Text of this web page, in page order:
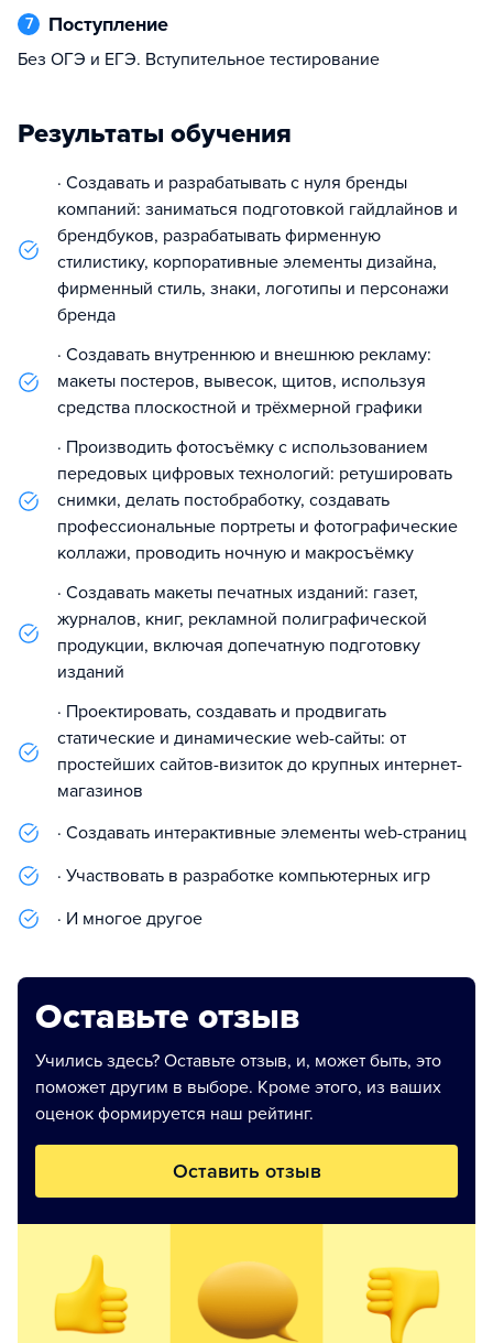
7 Поступление
Без ОГЭ и ЕГЭ. Вступительное тестирование
Результаты обучения
· Создавать и разрабатывать с нуля бренды
компаний: заниматься подготовкой гайдлайнов и
брендбуков, разрабатывать фирменную
стилистику, корпоративные элементы дизайна,
фирменный стиль, знаки, логотипы и персонажи
бренда
· Создавать внутреннюю и внешнюю рекламу:
макеты постеров, вывесок, щитов, используя
средства плоскостной и трёхмерной графики
· Производить фотосъёмку с использованием
передовых цифровых технологий: ретушировать
снимки, делать постобработку, создавать
профессиональные портреты и фотографические
коллажи, проводить ночную и макросъёмку
· Создавать макеты печатных изданий: газет,
журналов, книг, рекламной полиграфической
продукции, включая допечатную подготовку
изданий
· Проектировать, создавать и продвигать
статические и динамические web-сайты: от
простейших сайтов-визиток до крупных интернет-
магазинов
· Создавать интерактивные элементы web-страниц
· Участвовать в разработке компьютерных игр
· И многое другое
Оставьте отзыв
Учились здесь? Оставьте отзыв, и, может быть, это
поможет другим в выборе. Кроме этого, из ваших
оценок формируется наш рейтинг.
Оставить отзыв